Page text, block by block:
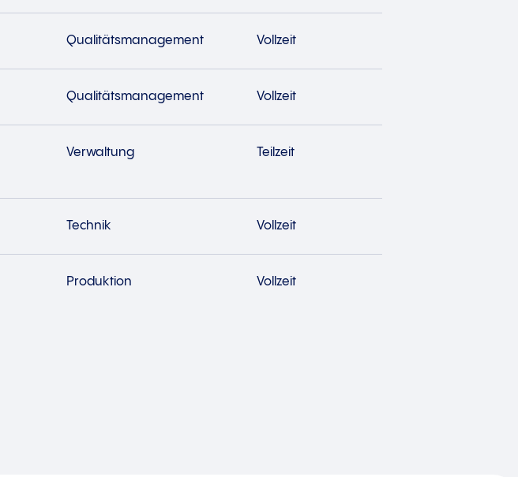
Qualitätsmanagement Vollzeit
Qualitätsmanagement Vollzeit
Verwaltung Teilzeit
Technik Vollzeit
Produktion Vollzeit